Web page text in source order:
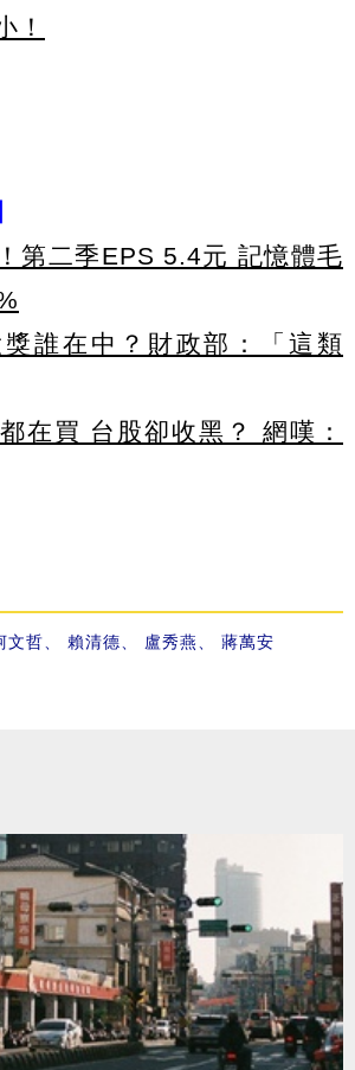
！
第二季EPS 5.4元 記憶體毛
誰在中？財政部：「這類
在買 台股卻收黑？ 網嘆：
文哲 賴清德 盧秀燕 蔣萬安